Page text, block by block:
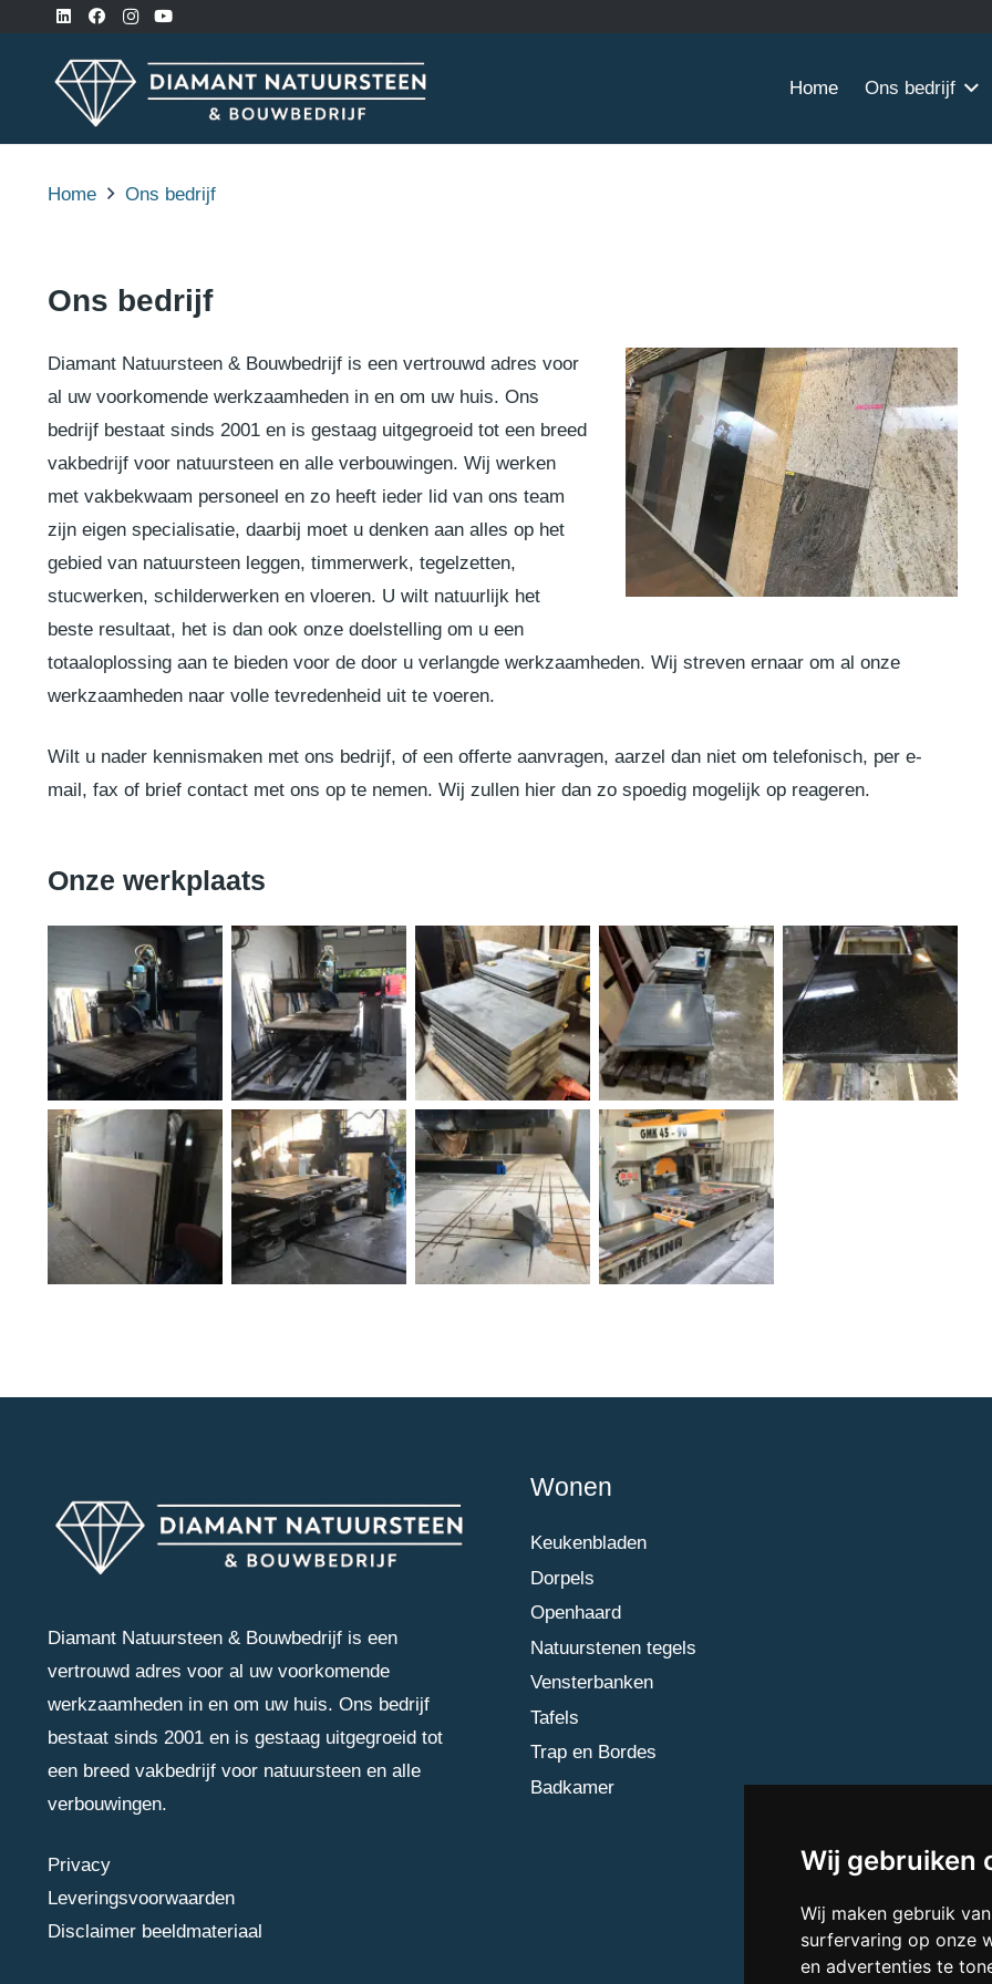
Wij gebruiken
Wij maken gebruik
surfervaring op onze
en advertenties te
Home Ons bedrijf
Home Ons bedrijf
Ons bedrijf
Diamant Natuursteen & Bouwbedrijf is een vertrouwd adres voor
al uw voorkomende werkzaamheden in en om uw huis. Ons
bedrijf bestaat sinds 2001 en is gestaag uitgegroeid tot een breed
vakbedrijf voor natuursteen en alle verbouwingen. Wij werken
met vakbekwaam personeel en zo heeft ieder lid van ons team
zijn eigen specialisatie, daarbij moet u denken aan alles op het
gebied van natuursteen leggen, timmerwerk, tegelzetten,
stucwerken, schilderwerken en vloeren. U wilt natuurlijk het
beste resultaat, het is dan ook onze doelstelling om u een
totaaloplossing aan te bieden voor de door u verlangde werkzaamheden. Wij streven ernaar om al onze
werkzaamheden naar volle tevredenheid uit te voeren.
Wilt u nader kennismaken met ons bedrijf, of een offerte aanvragen, aarzel dan niet om telefonisch, per e-
mail, fax of brief contact met ons op te nemen. Wij zullen hier dan zo spoedig mogelijk op reageren.
Onze werkplaats
Diamant Natuursteen & Bouwbedrijf is een
vertrouwd adres voor al uw voorkomende
werkzaamheden in en om uw huis. Ons bedrijf
bestaat sinds 2001 en is gestaag uitgegroeid tot
een breed vakbedrijf voor natuursteen en alle
verbouwingen.
Privacy
Leveringsvoorwaarden
Disclaimer beeldmateriaal
Wonen
Keukenbladen
Dorpels
Openhaard
Natuurstenen tegels
Vensterbanken
Tafels
Trap en Bordes
Badkamer